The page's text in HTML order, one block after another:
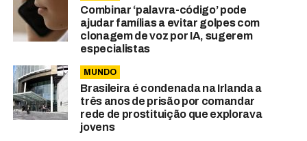
Combinar ‘palavra-código’ pode
ajudar famílias a evitar golpes com
clonagem de voz por IA, sugerem
especialistas
MUNDO
Brasileira é condenada na Irlanda a
três anos de prisão por comandar
rede de prostituição que explorava
jovens